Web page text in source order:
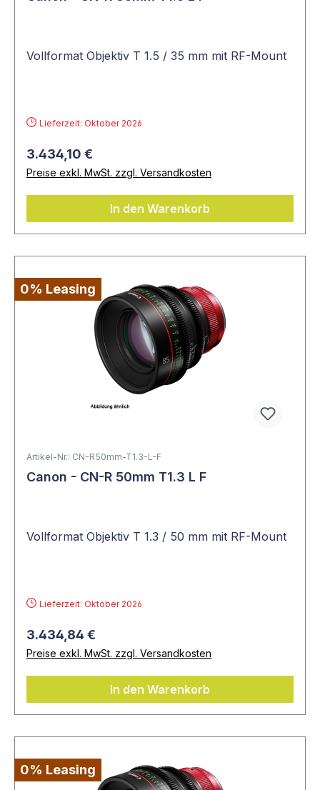
Vollformat Objektiv T 1.5 / 35 mm mit RF-Mount
Lieferzeit: Oktober 2026
3.434,10 €
Preise exkl. MwSt. zzgl. Versandkosten
In den Warenkorb
0% Leasing
Artikel-Nr.: CN-R50mm-T1.3-L-F
Canon - CN-R 50mm T1.3 L F
Vollformat Objektiv T 1.3 / 50 mm mit RF-Mount
Lieferzeit: Oktober 2026
3.434,84 €
Preise exkl. MwSt. zzgl. Versandkosten
In den Warenkorb
0% Leasing